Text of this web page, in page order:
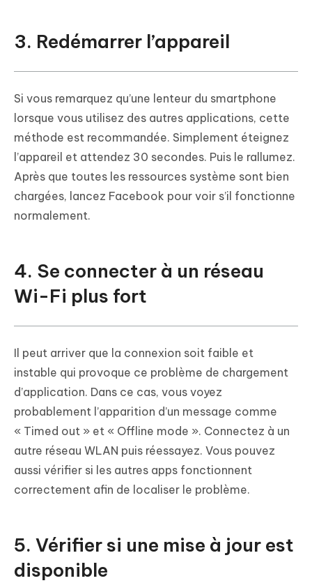
3. Redémarrer l’appareil
Si vous remarquez qu’une lenteur du smartphone
lorsque vous utilisez des autres applications, cette
méthode est recommandée. Simplement éteignez
l’appareil et attendez 30 secondes. Puis le rallumez.
Après que toutes les ressources système sont bien
chargées, lancez Facebook pour voir s’il fonctionne
normalement.
4. Se connecter à un réseau
Wi-Fi plus fort
Il peut arriver que la connexion soit faible et
instable qui provoque ce problème de chargement
d’application. Dans ce cas, vous voyez
probablement l’apparition d’un message comme
« Timed out » et « Offline mode ». Connectez à un
autre réseau WLAN puis réessayez. Vous pouvez
aussi vérifier si les autres apps fonctionnent
correctement afin de localiser le problème.
5. Vérifier si une mise à jour est
disponible